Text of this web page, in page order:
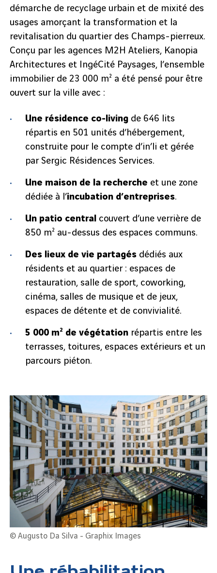
démarche de recyclage urbain et de mixité des
usages amorçant la transformation et la
revitalisation du quartier des Champs-pierreux.
Conçu par les agences M2H Ateliers, Kanopia
Architectures et IngéCité Paysages, l’ensemble
immobilier de 23 000 m² a été pensé pour être
ouvert sur la ville avec :
Une résidence co-living de 646 lits
répartis en 501 unités d’hébergement,
construite pour le compte d’in’li et gérée
par Sergic Résidences Services.
Une maison de la recherche et une zone
dédiée à l’incubation d’entreprises.
Un patio central couvert d’une verrière de
850 m² au-dessus des espaces communs.
Des lieux de vie partagés dédiés aux
résidents et au quartier : espaces de
restauration, salle de sport, coworking,
cinéma, salles de musique et de jeux,
espaces de détente et de convivialité.
5 000 m² de végétation répartis entre les
terrasses, toitures, espaces extérieurs et un
parcours piéton.
© Augusto Da Silva - Graphix Images